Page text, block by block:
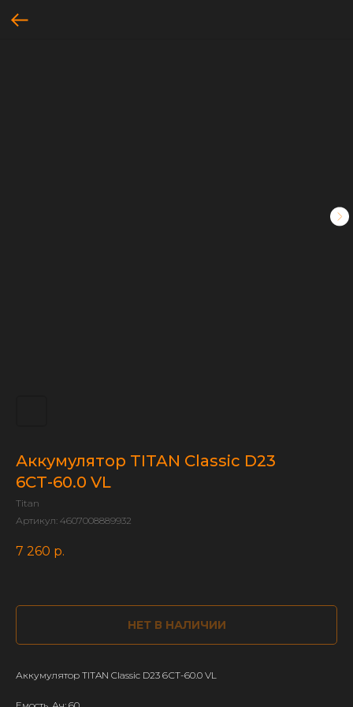
Аккумулятор TITAN Classic D23
6СТ-60.0 VL
Titan
Артикул: 4607008889932
7 260 р.
НЕТ В НАЛИЧИИ
Аккумулятор TITAN Classic D23 6СТ-60.0 VL